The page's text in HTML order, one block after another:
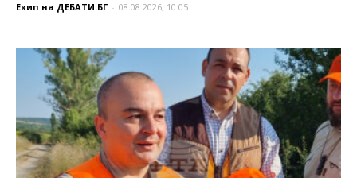
Екип на ДЕБАТИ.БГ - 08.08.2026, 10:05